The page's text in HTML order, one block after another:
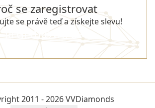
se zaregistrovat
se právě teď a získejte slevu!
REGISTROVAT SE
2011 - 2026 VVDiamonds